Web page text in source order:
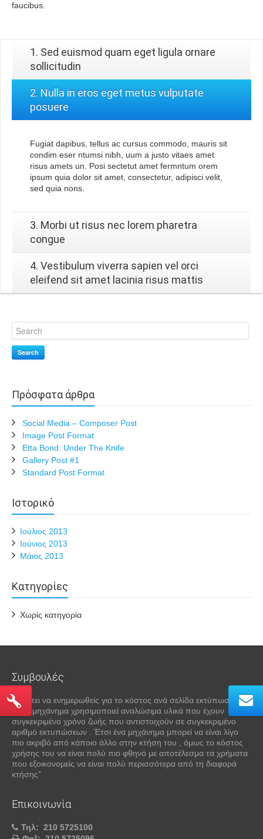
faucibus.
1. Sed euismod quam eget ligula ornare
sollicitudin
2. Nulla in eros eget metus vulputate
posuere
Fugiat dapibus, tellus ac cursus commodo, mauris sit
condim eser ntumsi nibh, uum a justo vitaes amet
risus amets un. Posi sectetut amet fermntum orem
ipsum quia dolor sit amet, consectetur, adipisci velit,
sed quia nons.
3. Morbi ut risus nec lorem pharetra
congue
4. Vestibulum viverra sapien vel orci
eleifend sit amet lacinia risus mattis
Search
Πρόσφατα άρθρα
Social Media – Composer Post
Image Post Format
Etta Bond: Under The Knife
Gallery Post #1
Standard Post Format
Ιστορικό
Ιούλιος 2013
Ιούνιος 2013
Μάιος 2013
Kατηγορίες
Χωρίς κατηγορία
Συμβουλές
“πρέπει να ενημερωθείς για το κόστος ανά σελίδα εκτύπωσης .
Κάθε μηχάνημα χρησιμοποιεί αναλώσιμα υλικά που έχουν
συγκεκριμένο χρόνο ζωής που αντιστοιχούν σε συγκεκριμένο
αριθμό εκτυπώσεων . Έτσι ένα μηχάνημα μπορεί να είναι λίγο
πιο ακριβό από κάποιο άλλο στην κτήση του , όμως το κόστος
χρήσης του να είναι πολύ πιο φθηνό με αποτέλεσμα τα χρήματα
που εξοικονομείς να είναι πολύ περισσότερα από τη διαφορά
κτήσης”
Επικοινωνία
Τηλ: 210 5725100